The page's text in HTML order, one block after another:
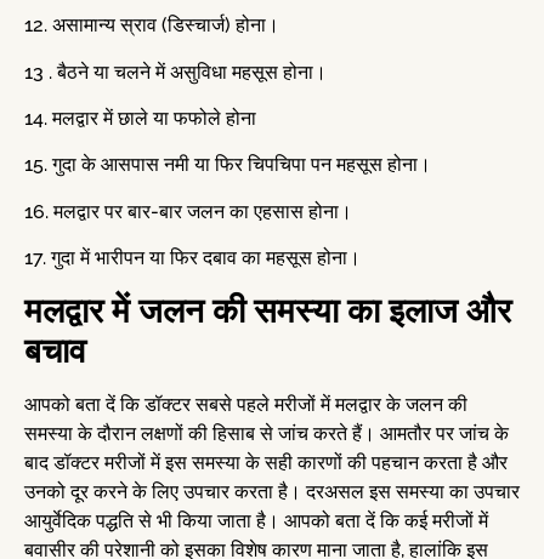
12. असामान्य स्राव (डिस्चार्ज) होना।
13 . बैठने या चलने में असुविधा महसूस होना।
14. मलद्वार में छाले या फफोले होना
15. गुदा के आसपास नमी या फिर चिपचिपा पन महसूस होना।
16. मलद्वार पर बार-बार जलन का एहसास होना।
17. गुदा में भारीपन या फिर दबाव का महसूस होना।
मलद्वार में जलन की समस्या का इलाज और
बचाव
आपको बता दें कि डॉक्टर सबसे पहले मरीजों में मलद्वार के जलन की
समस्या के दौरान लक्षणों की हिसाब से जांच करते हैं। आमतौर पर जांच के
बाद डॉक्टर मरीजों में इस समस्या के सही कारणों की पहचान करता है और
उनको दूर करने के लिए उपचार करता है। दरअसल इस समस्या का उपचार
आयुर्वेदिक पद्धति से भी किया जाता है। आपको बता दें कि कई मरीजों में
बवासीर की परेशानी को इसका विशेष कारण माना जाता है, हालांकि इस